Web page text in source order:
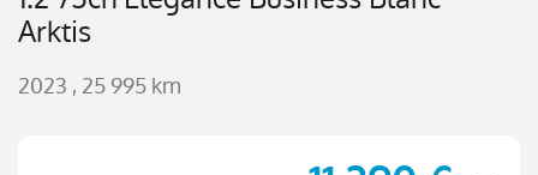
Arktis
2023 , 25 995 km